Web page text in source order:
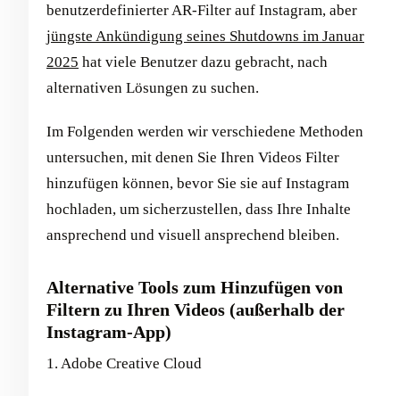
benutzerdefinierter AR-Filter auf Instagram, aber
jüngste Ankündigung seines Shutdowns im Januar
2025 hat viele Benutzer dazu gebracht, nach
alternativen Lösungen zu suchen.
Im Folgenden werden wir verschiedene Methoden
untersuchen, mit denen Sie Ihren Videos Filter
hinzufügen können, bevor Sie sie auf Instagram
hochladen, um sicherzustellen, dass Ihre Inhalte
ansprechend und visuell ansprechend bleiben.
Alternative Tools zum Hinzufügen von
Filtern zu Ihren Videos (außerhalb der
Instagram-App)
1. Adobe Creative Cloud